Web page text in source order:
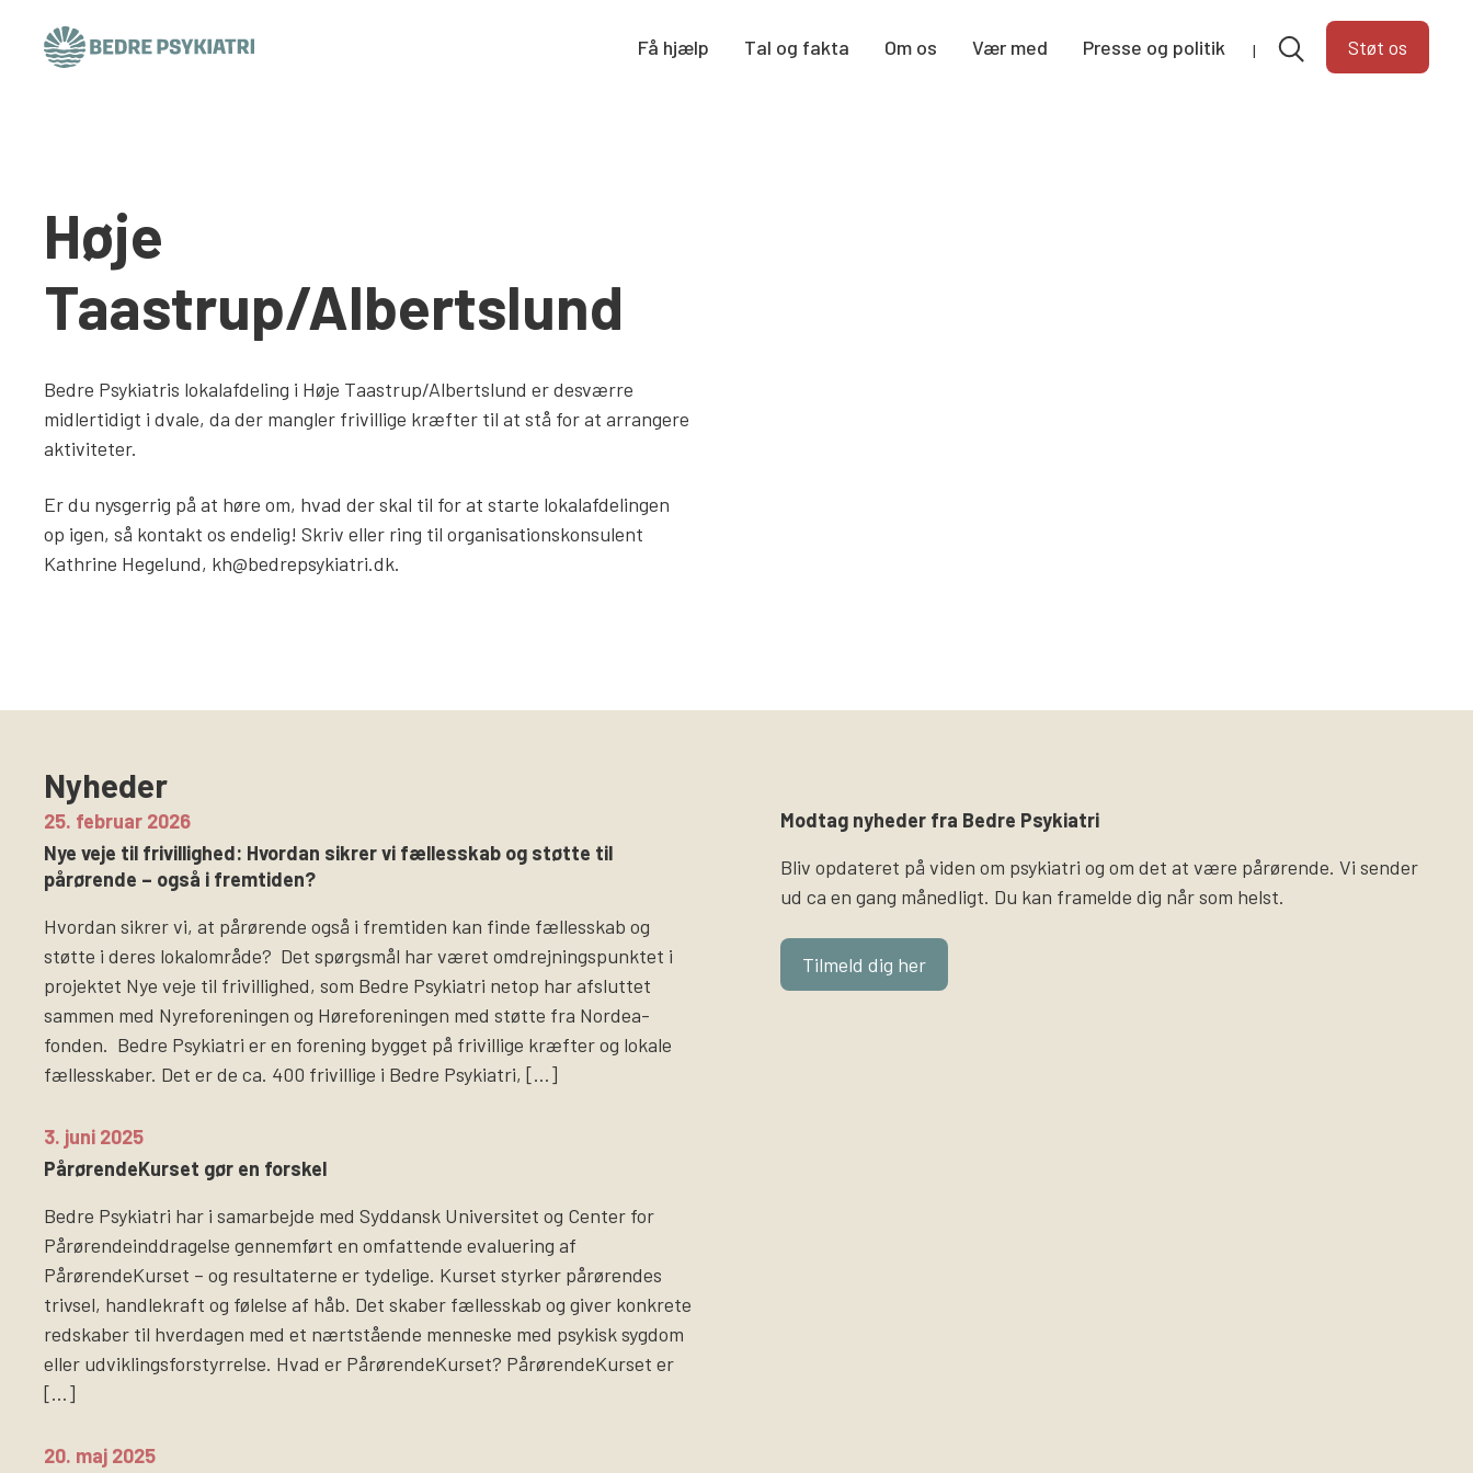
Få hjælp Tal og fakta Om os Vær med Presse og politik Støt os
Høje
Taastrup/Albertslund
Bedre Psykiatris lokalafdeling i Høje Taastrup/Albertslund er desværre
midlertidigt i dvale, da der mangler frivillige kræfter til at stå for at arrangere
aktiviteter.
Er du nysgerrig på at høre om, hvad der skal til for at starte lokalafdelingen
op igen, så kontakt os endelig! Skriv eller ring til organisationskonsulent
Kathrine Hegelund, kh@bedrepsykiatri.dk.
Nyheder
25. februar 2026
Nye veje til frivillighed: Hvordan sikrer vi fællesskab og støtte til
pårørende – også i fremtiden?
Hvordan sikrer vi, at pårørende også i fremtiden kan finde fællesskab og
støtte i deres lokalområde? Det spørgsmål har været omdrejningspunktet i
projektet Nye veje til frivillighed, som Bedre Psykiatri netop har afsluttet
sammen med Nyreforeningen og Høreforeningen med støtte fra Nordea-
fonden. Bedre Psykiatri er en forening bygget på frivillige kræfter og lokale
fællesskaber. Det er de ca. 400 frivillige i Bedre Psykiatri, […]
3. juni 2025
PårørendeKurset gør en forskel
Bedre Psykiatri har i samarbejde med Syddansk Universitet og Center for
Pårørendeinddragelse gennemført en omfattende evaluering af
PårørendeKurset – og resultaterne er tydelige. Kurset styrker pårørendes
trivsel, handlekraft og følelse af håb. Det skaber fællesskab og giver konkrete
redskaber til hverdagen med et nærtstående menneske med psykisk sygdom
eller udviklingsforstyrrelse. Hvad er PårørendeKurset? PårørendeKurset er
[…]
20. maj 2025
Modtag nyheder fra Bedre Psykiatri
Bliv opdateret på viden om psykiatri og om det at være pårørende. Vi sender
ud ca en gang månedligt. Du kan framelde dig når som helst.
Tilmeld dig her